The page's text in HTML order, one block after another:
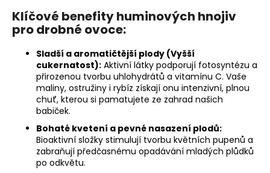
s
Klíčové benefity huminových hnojiv
pro drobné ovoce:
Sladší a aromatičtější plody (Vyšší
cukernatost): Aktivní látky podporují fotosyntézu a
přirozenou tvorbu uhlohydrátů a vitamínu C. Vaše
maliny, ostružiny i rybíz získají onu intenzivní, plnou
chuť, kterou si pamatujete ze zahrad našich
babiček.
Bohaté kvetení a pevné nasazení plodů:
Bioaktivní složky stimulují tvorbu květních pupenů a
zabraňují předčasnému opadávání mladých plůdků
po odkvětu.